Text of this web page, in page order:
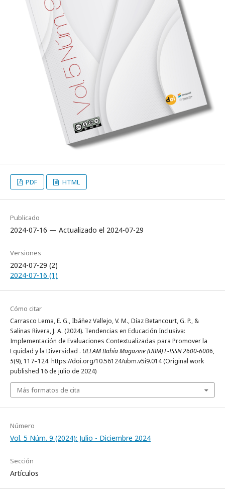
PDF HTML
Publicado
2024-07-16 — Actualizado el 2024-07-29
Versiones
2024-07-29 (2)
2024-07-16 (1)
Cómo citar
Carrasco Lema, E. G., Ibáñez Vallejo, V. M., Díaz Betancourt, G. P., &
Salinas Rivera, J. A. (2024). Tendencias en Educación Inclusiva:
Implementación de Evaluaciones Contextualizadas para Promover la
Equidad y la Diversidad . ULEAM Bahía Magazine (UBM) E-ISSN 2600-6006,
5(9), 117–124. https://doi.org/10.56124/ubm.v5i9.014 (Original work
published 16 de julio de 2024)
Más formatos de cita
Número
Vol. 5 Núm. 9 (2024): Julio - Diciembre 2024
Sección
Artículos